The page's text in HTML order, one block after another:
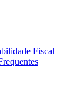
Fiscal